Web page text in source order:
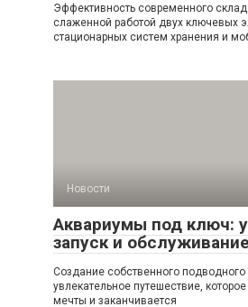
Эффективность современного
слаженной работой двух ключевых
стационарных систем хранения и
Новости
Аквариумы под ключ:
запуск и
Создание собственного
увлекательное путешествие,
мечты и заканчивается